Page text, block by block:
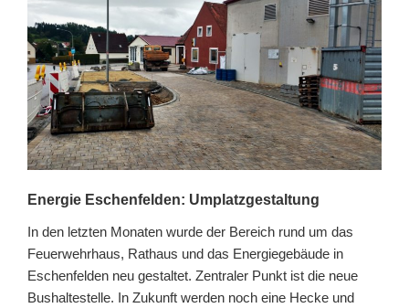
Energie Eschenfelden: Umplatzgestaltung
In den letzten Monaten wurde der Bereich rund um das
Feuerwehrhaus, Rathaus und das Energiegebäude in
Eschenfelden neu gestaltet. Zentraler Punkt ist die neue
Bushaltestelle. In Zukunft werden noch eine Hecke und